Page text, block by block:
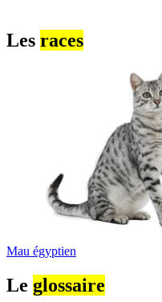
Les races
Mau égyptien
Le glossaire